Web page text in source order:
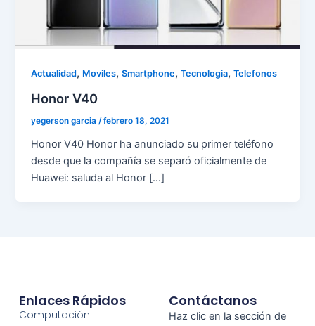
Actualidad, Moviles,Smartphone,Tecnologia,Telefonos
Honor V40
yegerson garcia/febrero 18, 2021
Honor V40 Honor ha anunciado su primer teléfono
desde que la compañía se separó oficialmente de
Huawei: saluda al Honor […]
Enlaces Rápidos
Computación
Contáctanos
Haz clic en la sección de